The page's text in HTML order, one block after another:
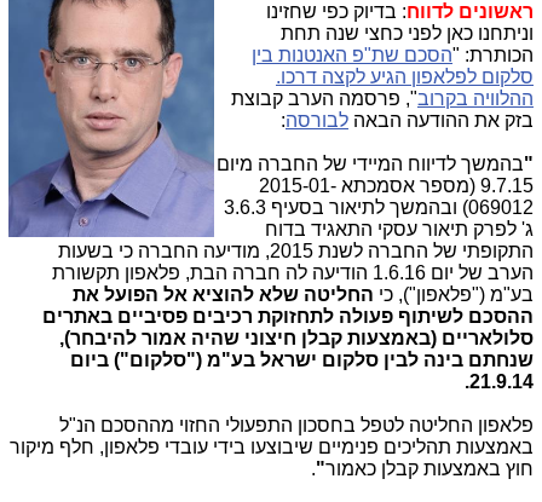
ראשונים לדווח: בדיוק כפי שחזינו
וניתחנו כאן לפני כחצי שנה תחת
הכותרת: "הסכם שת"פ האנטנות בין
סלקום לפלאפון הגיע לקצה דרכו.
ההלוויה בקרוב", פרסמה הערב קבוצת
בזק את ההודעה הבאה לבורסה:
"בהמשך לדיווח המיידי של החברה מיום
9.7.15 (מספר אסמכתא 2015-01-
069012) ובהמשך לתיאור בסעיף 3.6.3
ג' לפרק תיאור עסקי התאגיד בדוח
התקופתי של החברה לשנת 2015, מודיעה החברה כי בשעות
הערב של יום 1.6.16 הודיעה לה חברה הבת, פלאפון תקשורת
בע"מ ("פלאפון"), כי החליטה שלא להוציא אל הפועל את
ההסכם לשיתוף פעולה לתחזוקת רכיבים פסיביים באתרים
סלולאריים (באמצעות קבלן חיצוני שהיה אמור להיבחר),
שנחתם בינה לבין סלקום ישראל בע"מ ("סלקום") ביום
21.9.14.
פלאפון החליטה לטפל בחסכון התפעולי החזוי מההסכם הנ"ל
באמצעות תהליכים פנימיים שיבוצעו בידי עובדי פלאפון, חלף מיקור
חוץ באמצעות קבלן כאמור"
.